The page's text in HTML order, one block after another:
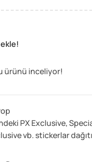
ürünü inceliyor!
PX Exclusive,
vb. stickerlar